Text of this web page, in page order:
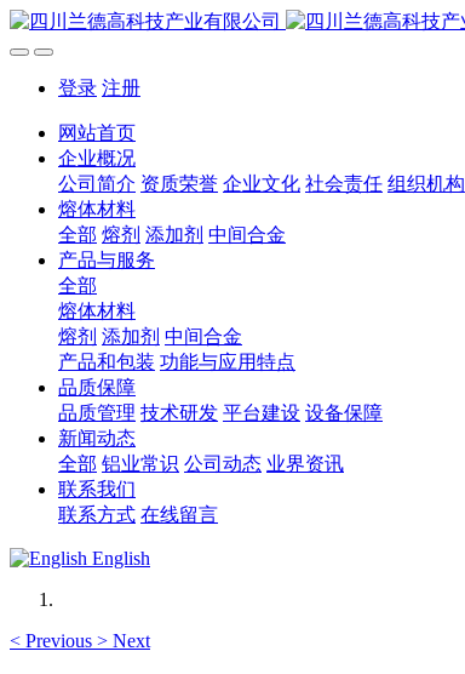
登录 注册
网站首页
企业概况
公司简介 资质荣誉 企业文化 社会责任 组织机构
熔体材料
全部 熔剂 添加剂 中间合金
产品与服务
全部
熔体材料
熔剂 添加剂 中间合金
产品和包装 功能与应用特点
品质保障
品质管理 技术研发 平台建设 设备保障
新闻动态
全部 铝业常识 公司动态 业界资讯
联系我们
联系方式 在线留言
English
< Previous > Next